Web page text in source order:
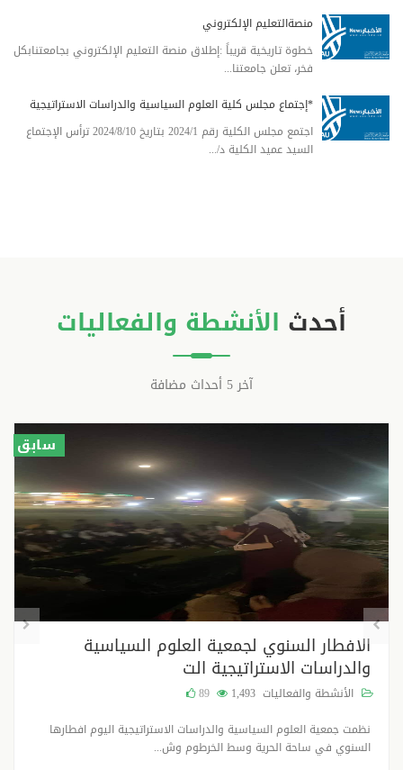
منصةالتعليم الإلكتروني
خطوة تاريخية قريباً :إطلاق منصة التعليم الإلكتروني بجامعتنابكل
فخر، تعلن جامعتنا...
*إجتماع مجلس كلية العلوم السياسية والدراسات الاستراتيجية
اجتمع مجلس الكلية رقم 2024/1 بتاريخ 2024/8/10 ترأس الإجتماع
السيد عميد الكلية د/...
أحدث الأنشطة والفعاليات
آخر 5 أحداث مضافة
سابق
الافطار السنوي لجمعية العلوم السياسية
والدراسات الاستراتيجية الت
الأنشطة والفعاليات 1,493
89
نظمت جمعية العلوم السياسية والدراسات الاستراتيجية اليوم افطارها
السنوي في ساحة الحرية وسط الخرطوم وش...